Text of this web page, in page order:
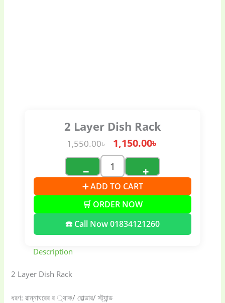
2 Layer Dish Rack
1,550.00৳ 1,150.00৳
− +
➕ ADD TO CART
🛒 ORDER NOW
☎️ Call Now 01834121260
Description
2 Layer Dish Rack
ধরণ: রান্নাঘরের র ্যাক/ হোল্ডার/ স্ট্যান্ড